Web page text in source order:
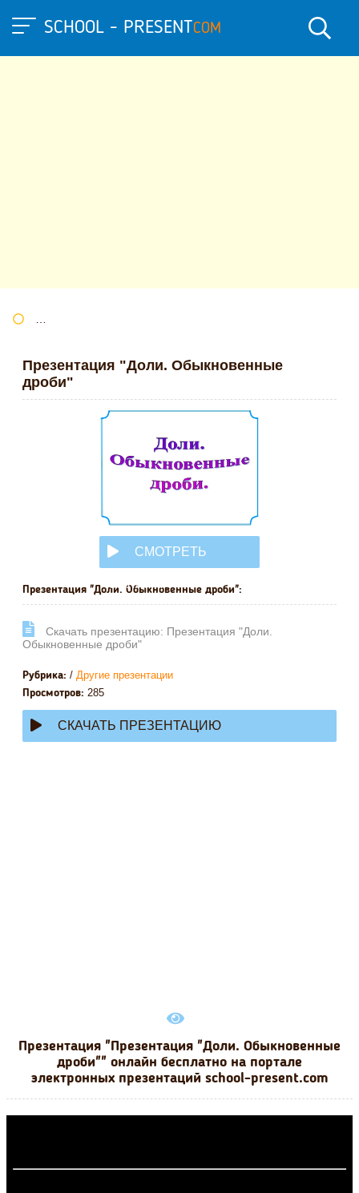
SCHOOL - PRESENTCOM
Презентация "Доли. Обыкновенные
дроби"
СМОТРЕТЬ
ОНЛАЙН
Презентация "Доли. Обыкновенные дроби":
Cкачать презентацию: Презентация "Доли.
Обыкновенные дроби"
Рубрика: / Другие презентации
Просмотров: 285
СКАЧАТЬ ПРЕЗЕНТАЦИЮ
Презентация "Презентация "Доли. Обыкновенные
дроби"" онлайн бесплатно на портале
электронных презентаций school-present.com